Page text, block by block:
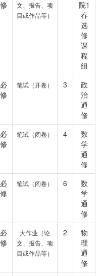
修
文、报告、项
目或作品等）
院1
春
选
修
课
程
组
必
修
笔试（开卷） 3
政
治
通
修
必
修
笔试（闭卷） 4
数
学
通
修
必
修
笔试（闭卷） 6
数
学
通
修
必
修
大作业（论
文、报告、项
目或作品等）
2
物
理
通
修